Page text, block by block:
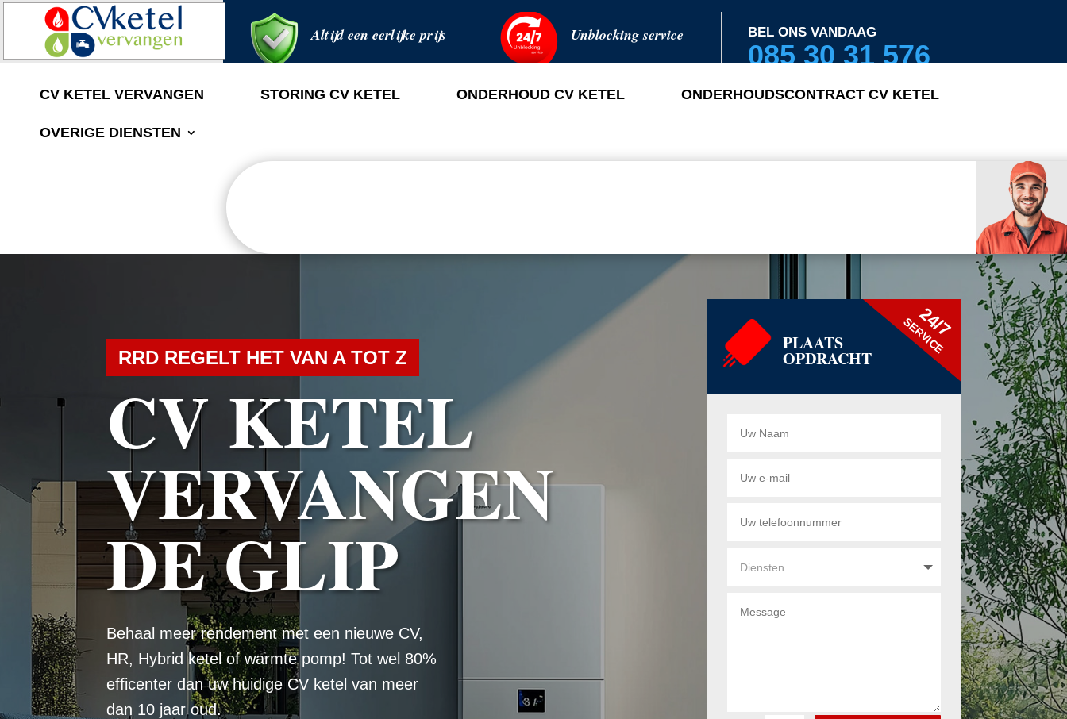
Altijd een eerlijke prijs Unblocking service BEL ONS VANDAAG
085 30 31 576
CV KETEL VERVANGEN STORING CV KETEL ONDERHOUD CV KETEL ONDERHOUDSCONTRACT CV KETEL
OVERIGE DIENSTEN
RRD REGELT HET VAN A TOT Z
CV KETEL
VERVANGEN
DE GLIP
Behaal meer rendement met een nieuwe CV,
HR, Hybrid ketel of warmte pomp! Tot wel 80%
efficenter dan uw huidige CV ketel van meer
dan 10 jaar oud.
PLAATS
OPDRACHT
24/7
SERVICE